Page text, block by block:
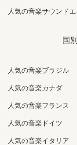
人気の音楽サウンド
国
人気の音楽ブラジル
人気の音楽カナダ
人気の音楽フランス
人気の音楽ドイツ
人気の音楽イタリア